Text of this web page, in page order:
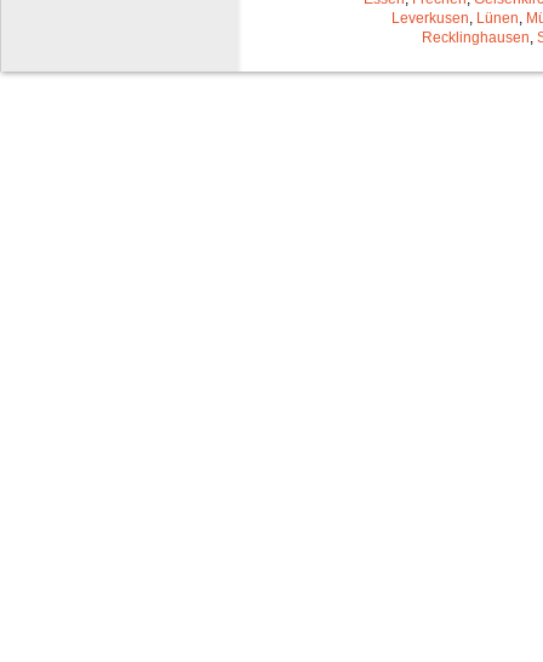
Leverkusen, Lünen,
Recklinghausen,